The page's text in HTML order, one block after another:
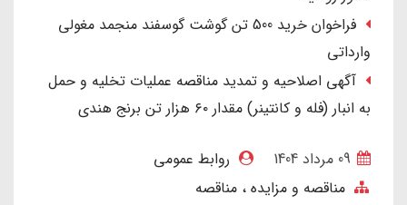
فراخوان خرید 500 تن گوشت گوسفند منجمد مغولی
وارداتی
آگهی اصلاحیه و تمدید مناقصه عملیات تخلیه و حمل
به انبار (فله و کانتینر) مقدار ۶۰ هزار تن برنج هندی
روابط عمومی
مناقصه و مزایده مناقصه